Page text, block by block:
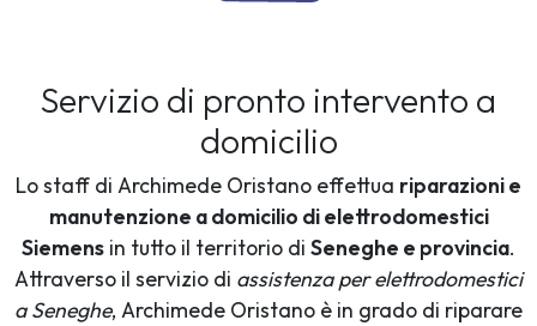
Servizio di pronto intervento a
domicilio
Lo staff di Archimede Oristano effettua riparazioni e
manutenzione a domicilio di elettrodomestici
Siemens in tutto il territorio di Seneghe e provincia.
Attraverso il servizio di assistenza per elettrodomestici
a Seneghe, Archimede Oristano è in grado di riparare